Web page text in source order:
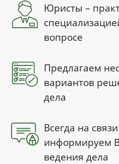
Юристы –
вопросе
Предлагаем
вариантов
дела
Всегда на
информируем
ведения дела